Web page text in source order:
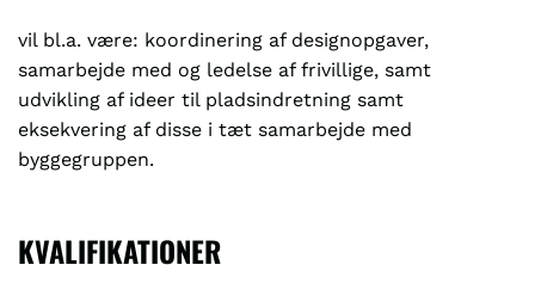
vil bl.a. være: koordinering af designopgaver,
samarbejde med og ledelse af frivillige, samt
udvikling af ideer til pladsindretning samt
eksekvering af disse i tæt samarbejde med
byggegruppen.
KVALIFIKATIONER